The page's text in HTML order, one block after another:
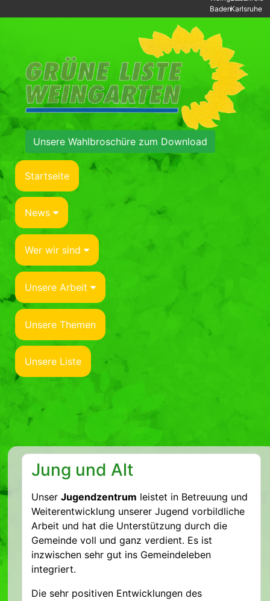
BadenKarlsruhe
Unsere Wahlbroschüre zum Download
Startseite
News
Wer wir sind
Unsere Arbeit
Unsere Themen
Unsere Liste
Jung und Alt
Unser Jugendzentrum leistet in Betreuung und
Weiterentwicklung unserer Jugend vorbildliche
Arbeit und hat die Unterstützung durch die
Gemeinde voll und ganz verdient. Es ist
inzwischen sehr gut ins Gemeindeleben
integriert.
Die sehr positiven Entwicklungen des